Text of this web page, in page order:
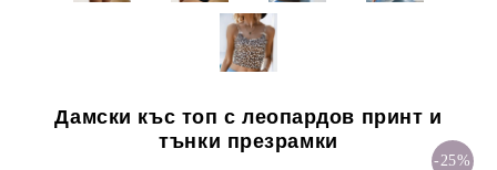
Дамски къс топ с леопардов принт и
тънки презрамки
-25%